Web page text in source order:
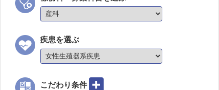
疾患を選ぶ
こだわり条件